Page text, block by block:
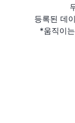
등록된 데
*움직이